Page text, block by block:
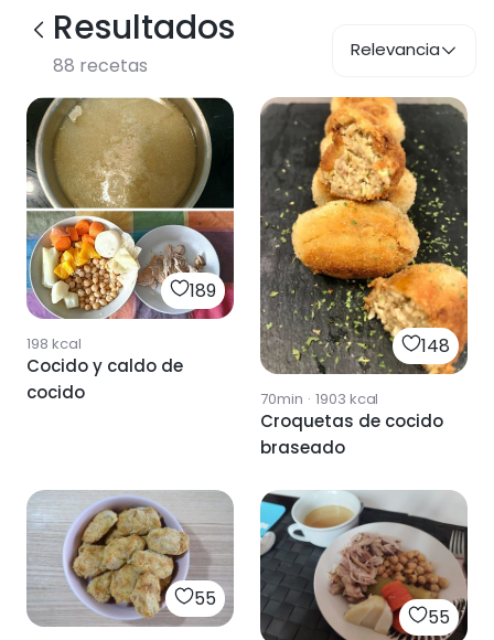
Resultados
88 recetas
Relevancia
189
198 kcal
Cocido y caldo de
cocido
148
70min · 1903 kcal
Croquetas de cocido
braseado
55
55